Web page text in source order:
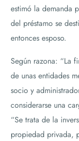
estimó la demanda
del préstamo se
entonces esposo.
Según razona: “La
de unas entidades
socio y
considerarse una
“Se trata de la
propiedad privada,